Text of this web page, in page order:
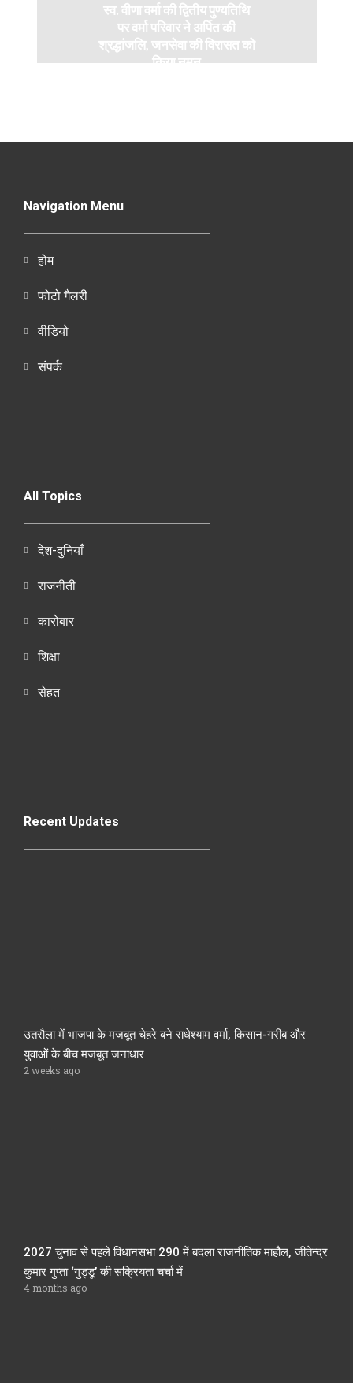
स्व. वीणा वर्मा की द्वितीय पुण्यतिथि
पर वर्मा परिवार ने अर्पित की
श्रद्धांजलि, जनसेवा की विरासत को
किया नमन
Navigation Menu
होम
फोटो गैलरी
वीडियो
संपर्क
All Topics
देश-दुनियाँ
राजनीती
कारोबार
शिक्षा
सेहत
Recent Updates
उतरौला में भाजपा के मजबूत चेहरे बने राधेश्याम वर्मा, किसान-गरीब और
युवाओं के बीच मजबूत जनाधार
2 weeks ago
2027 चुनाव से पहले विधानसभा 290 में बदला राजनीतिक माहौल, जीतेन्द्र
कुमार गुप्ता ‘गुड्डू’ की सक्रियता चर्चा में
4 months ago